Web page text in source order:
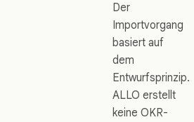
Der
Importvorgang
basiert auf
dem
Entwurfsprinzip.
ALLO erstellt
keine OKR-